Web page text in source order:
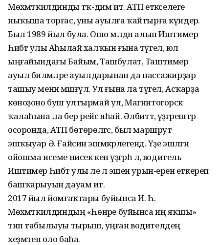
Мөхәмәткилдинды тәҡ-дим итә. АТП етәкселеге
ныҡыша торғас, уны ауылға ҡайтырға күндерә.
Был 1989 йыл була. Ошо мәлдән алып Иштимер
Һибәт улы Аһылай халҡын ғына түгел, юл
ыңғайындағы Байым, Ташбулат, Таштимер
ауыл биләмәләре ауылдарынан да пассажирҙар
ташыу менән мәшғүл. Ул ғына ла түгел, Асҡарҙа
көноҙоно буш ултырмай ул, Магнитогорск
ҡалаһына ла бер рейс яһай. Әлбиттә, үҙгәрештәр
осоронда, АТП бөтөрөлгәс, был маршрут
эшҡыуар Ә. Ғайсин эшмәкәрлегендә. Үҙе эшләгән
ойошма исеме нисек кенә үҙгәрһә лә, водитель
Иштимер Һибәт улы әле лә эшен урын-еренә еткереп
башҡарыуын дауам итә.
2017 йыл йомғаҡтары буйынса И. Һ.
Мөхәмәткилдиндың «Һөнәре буйынса иң яҡшы»
тип табылыуы тырыш, уңған водителдең
хеҙмәтенә оло баһа.